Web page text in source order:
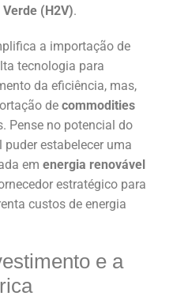
(H2V).
a importação de
tecnologia para
da eficiência, mas,
de commodities
Pense no potencial do
puder estabelecer uma
em energia renovável
estratégico para
custos de energia
e a